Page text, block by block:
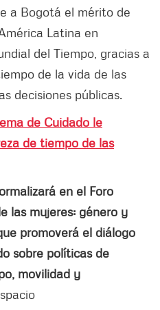
a Bogotá el mérito de
Latina en
del Tiempo, gracias a
de la vida de las
decisiones públicas.
de Cuidado le
de tiempo de las
en el Foro
las mujeres: género y
promoverá el diálogo
sobre políticas de
movilidad y